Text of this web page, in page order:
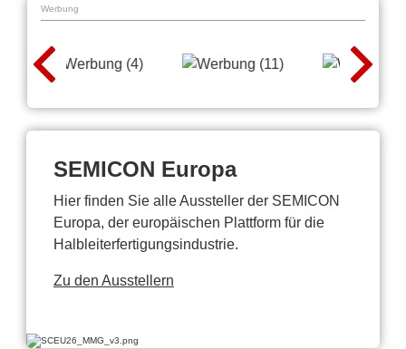
Werbung
SEMICON Europa
Hier finden Sie alle Aussteller der SEMICON
Europa, der europäischen Plattform für die
Halbleiterfertigungsindustrie.
Zu den Ausstellern